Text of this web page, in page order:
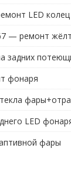
LED
— ремонт
задних
фонаря
LED
фары